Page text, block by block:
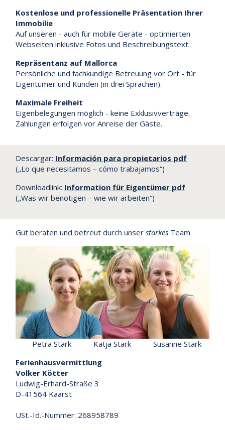
Kostenlose und professionelle Präsentation Ihrer
Immobilie
Auf unseren - auch für mobile Geräte - optimierten
Webseiten inklusive Fotos und Beschreibungstext.
Repräsentanz auf Mallorca
Persönliche und fachkundige Betreuung vor Ort - für
Eigentümer und Kunden (in drei Sprachen).
Maximale Freiheit
Eigenbelegungen möglich - keine Exklusivverträge.
Zahlungen erfolgen vor Anreise der Gäste.
Descargar: Información para propietarios pdf
(„Lo que necesitamos – cómo trabajamos“)
Downloadlink: Information für Eigentümer pdf
(„Was wir benötigen – wie wir arbeiten“)
Gut beraten und betreut durch unser starkes Team
Petra Stark Katja Stark Susanne Stark
Ferienhausvermittlung
Volker Kötter
Ludwig-Erhard-Straße 3
D-41564 Kaarst
USt.-Id.-Nummer: 268958789